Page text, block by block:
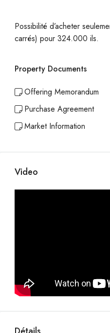
Possibilité d’acheter
carrés) pour 324.000 ils.
Property Documents
Offering Memorandum
Purchase Agreement
Market Information
Video